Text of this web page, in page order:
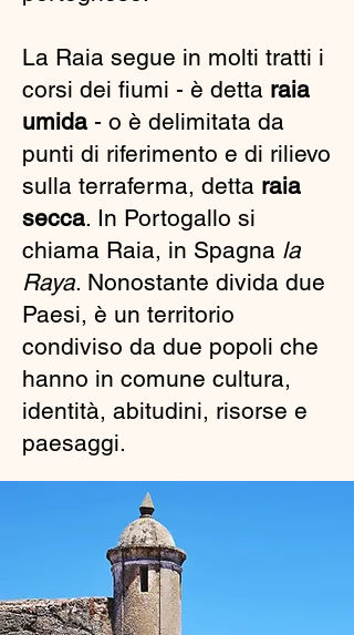
La Raia segue in molti tratti i
corsi dei fiumi - è detta raia
umida - o è delimitata da
punti di riferimento e di rilievo
sulla terraferma, detta raia
secca. In Portogallo si
chiama Raia, in Spagna la
Raya. Nonostante divida due
Paesi, è un territorio
condiviso da due popoli che
hanno in comune cultura,
identità, abitudini, risorse e
paesaggi.